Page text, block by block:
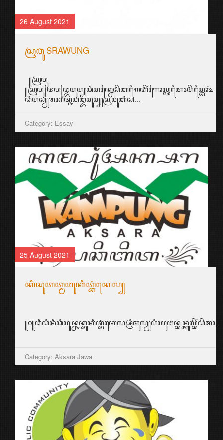
26 August 2021
ꦱꦿꦮꦸꦁ SRAWUNG
꧋ꦱꦿꦮꦸꦁ
꧋ꦱꦿꦮꦸꦁ꧌ꦗꦮ꧍ꦈꦩꦸꦩ꧀ꦚꦣꦶꦩꦏ꧀ꦤꦻꦱꦼꦧꦒꦻꦧꦼꦂꦒꦻꦴꦭ꧀ꦄꦠꦻꦴꦩꦼꦩ꧀ꦧꦻꦴꦂ꧉
ꦣꦶꦩꦱꦾꦫꦏꦠ꧀ꦗꦮꦈꦩꦸꦩ꧀ꦚꦱꦿꦮꦸꦁꦧꦶꦱ...
Category: Essay
25 August 2021
ꦏꦶꦱꦸꦠꦠ꧀ꦩꦧꦸꦏꦶꦠ꧀ꦧꦁꦏꦺꦭ꧀
Category: Aksara Jawa